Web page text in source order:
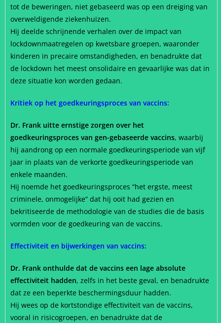
tot de beweringen, niet gebaseerd was op een dreiging van
overweldigende ziekenhuizen.
Hij deelde schrijnende verhalen over de impact van
lockdownmaatregelen op kwetsbare groepen, waaronder
kinderen in precaire omstandigheden, en benadrukte dat
de lockdown het meest onsolidaire en gevaarlijke was dat in
deze situatie kon worden gedaan.
Kritiek op het goedkeuringsproces van vaccins:
Dr. Frank uitte ernstige zorgen over het
goedkeuringsproces van gen-gebaseerde vaccins, waarbij
hij aandrong op een normale goedkeuringsperiode van vijf
jaar in plaats van de verkorte goedkeuringsperiode van
enkele maanden.
Hij noemde het goedkeuringsproces “het ergste, meest
criminele, onmogelijke” dat hij ooit had gezien en
bekritiseerde de methodologie van de studies die de basis
vormden voor de goedkeuring van de vaccins.
Effectiviteit en bijwerkingen van vaccins:
Dr. Frank onthulde dat de vaccins een lage absolute
effectiviteit hadden, zelfs in het beste geval, en benadrukte
dat ze een beperkte beschermingsduur hadden.
Hij wees op de kortstondige effectiviteit van de vaccins,
vooral in risicogroepen, en benadrukte dat de